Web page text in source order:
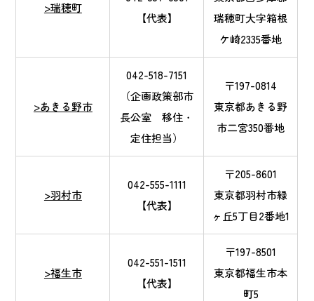
>瑞穂町
【代表】
瑞穂町大字箱根
ケ崎2335番地
>あきる野市
042-518-7151
（企画政策部市
長公室 移住・
定住担当）
〒197-0814
東京都あきる野
市二宮350番地
>羽村市
042-555-1111
【代表】
〒205-8601
東京都羽村市緑
ヶ丘5丁目2番地1
>福生市
042-551-1511
【代表】
〒197-8501
東京都福生市本
町5